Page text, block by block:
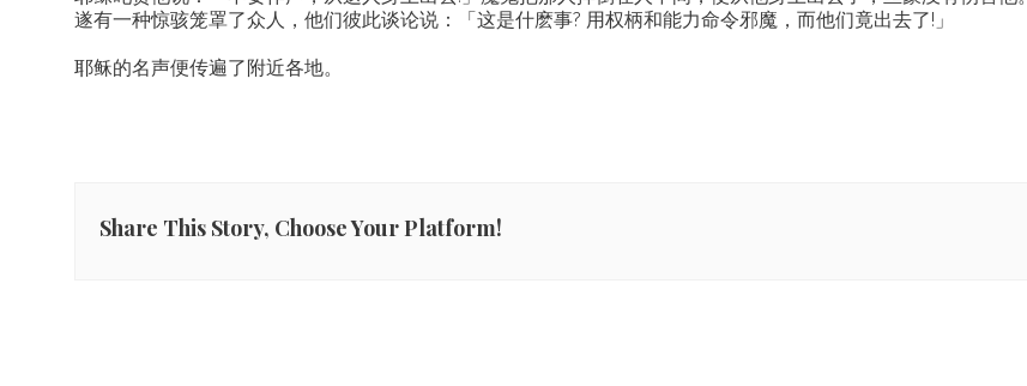
遂有一种惊骇笼罩了众人，他们彼此谈论说：「这是什麽事? 用权柄和能力命令邪魔，而他们竟出去了!」
耶稣的名声便传遍了附近各地。
Share This Story, Choose Your Platform!